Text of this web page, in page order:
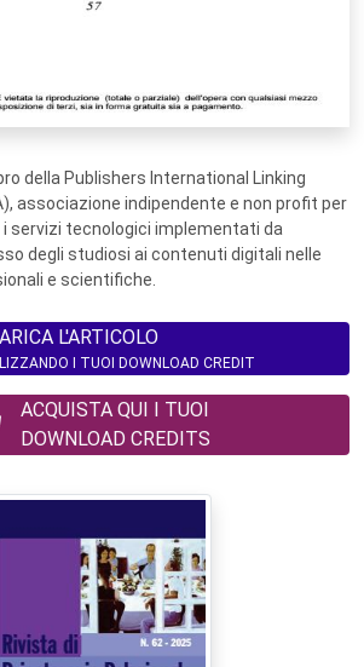
della Publishers International Linking
associazione indipendente e non profit per
servizi tecnologici implementati da
degli studiosi ai contenuti digitali nelle
e scientifiche.
L'ARTICOLO
I TUOI DOWNLOAD CREDIT
ACQUISTA QUI I TUOI
DOWNLOAD CREDITS